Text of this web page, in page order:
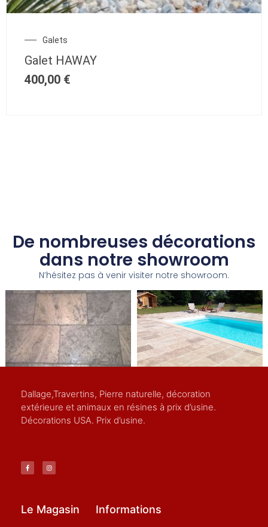
Galets
Galet HAWAY
400,00 €
De nombreuses décorations
dans notre showroom
N’hésitez pas à venir visiter notre showroom.
Dallage,Travertins, Pierre naturelle, décoration
extérieure et animaux en résines à prix d’usine.
Décorations USA. Prix d’usine.
Le Magasin Informations